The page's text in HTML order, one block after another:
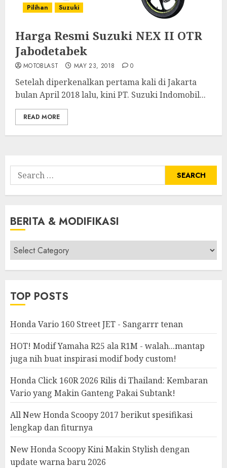
Pilihan Suzuki
Harga Resmi Suzuki NEX II OTR
Jabodetabek
MOTOBLAST MAY 23, 2018 0
Setelah diperkenalkan pertama kali di Jakarta
bulan April 2018 lalu, kini PT. Suzuki Indomobil...
READ MORE
Search
for:
BERITA & MODIFIKASI
Berita
&
Modifikasi
TOP POSTS
Honda Vario 160 Street JET - Sangarrr tenan
HOT! Modif Yamaha R25 ala R1M - walah...mantap
juga nih buat inspirasi modif body custom!
Honda Click 160R 2026 Rilis di Thailand: Kembaran
Vario yang Makin Ganteng Pakai Subtank!
All New Honda Scoopy 2017 berikut spesifikasi
lengkap dan fiturnya
New Honda Scoopy Kini Makin Stylish dengan
update warna baru 2026